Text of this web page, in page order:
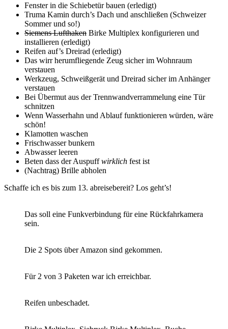
Fenster in die Schiebetür bauen (erledigt)
Truma Kamin durch’s Dach und anschließen (Schweizer
Sommer und so!)
Siemens Lufthaken Birke Multiplex konfigurieren und
installieren (erledigt)
Reifen auf’s Dreirad (erledigt)
Das wirr herumfliegende Zeug sicher im Wohnraum
verstauen
Werkzeug, Schweißgerät und Dreirad sicher im Anhänger
verstauen
Bei Übermut aus der Trennwandverrammelung eine Tür
schnitzen
Wenn Wasserhahn und Ablauf funktionieren würden, wäre
schön!
Klamotten waschen
Frischwasser bunkern
Abwasser leeren
Beten dass der Auspuffwirklich fest ist
(Nachtrag) Brille abholen
Schaffe ich es bis zum 13. abreisebereit? Los geht’s!
Das soll eine Funkverbindung für eine Rückfahrkamera
sein.
Die 2 Spots über Amazon sind gekommen.
Für 2 von 3 Paketen war ich erreichbar.
Reifen unbeschadet.